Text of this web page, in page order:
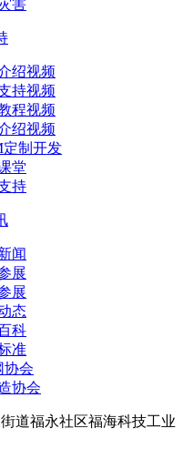
害
绍视频
持视频
程视频
绍视频
定制开发
堂
持
闻
展
展
态
科
准
协会
协会
道福永社区福海科技工业